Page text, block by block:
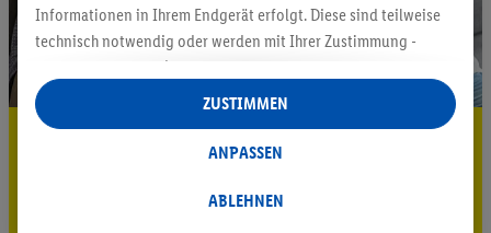
5.95 € Versand sparen³²ᵃ
Informationen in Ihrem Endgerät erfolgt. Diese sind teilweise
technisch notwendig oder werden mit Ihrer Zustimmung -
auch durch Partner (u.a.
Verantwortliche; im Zusammenhang mit dem IAB TCF
insgesamt
Statistik-Erstellung oder für personalisierte Werbung
Datenverarbeitungen für personalisierte Werbung werden
ABLEHNEN
ANPASSEN
ZUSTIMMEN